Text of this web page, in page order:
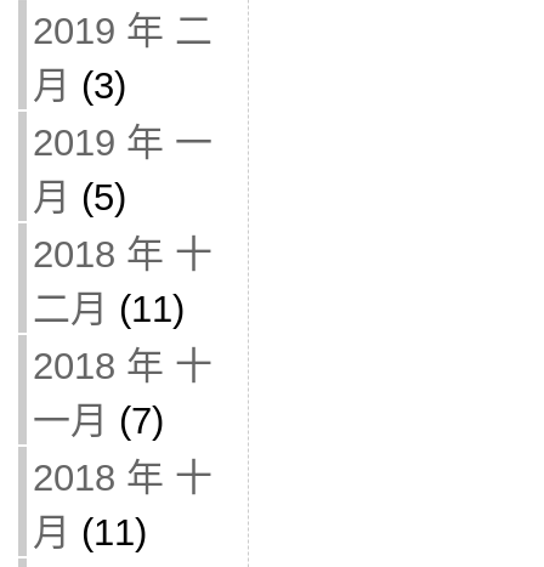
2019 年 二
月 (3)
2019 年 一
月 (5)
2018 年 十
二月 (11)
2018 年 十
一月 (7)
2018 年 十
月 (11)